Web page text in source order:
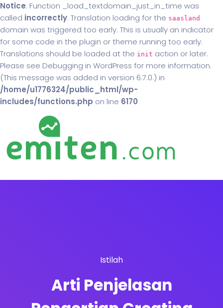
Notice: Function _load_textdomain_just_in_time was
called incorrectly. Translation loading for the saasland
domain was triggered too early. This is usually an indicator
for some code in the plugin or theme running too early.
Translations should be loaded at the init action or later.
Please see Debugging in WordPress for more information.
(This message was added in version 6.7.0.) in
/home/u1776324/public_html/wp-
includes/functions.php on line 6170
Istilah
Arti Penjelasan